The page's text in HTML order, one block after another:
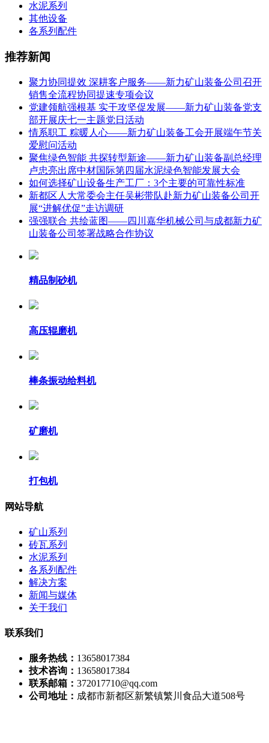
水泥系列
其他设备
各系列配件
推荐新闻
聚力协同提效 深耕客户服务——新力矿山装备公司召开
销售全流程协同提速专项会议
党建领航强根基 实干攻坚促发展——新力矿山装备党支
部开展庆七一主题党日活动
情系职工 粽暖人心——新力矿山装备工会开展端午节关
爱慰问活动
聚焦绿色智能 共探转型新途——新力矿山装备副总经理
卢忠亮出席中材国际第四届水泥绿色智能发展大会
如何选择矿山设备生产工厂：3个主要的可靠性标准
新都区人大常委会主任吴彬带队赴新力矿山装备公司开
展“进解优促”走访调研
强强联合 共绘蓝图——四川嘉华机械公司与成都新力矿
山装备公司签署战略合作协议
精品制砂机
高压辊磨机
棒条振动给料机
矿磨机
打包机
网站导航
矿山系列
砖瓦系列
水泥系列
各系列配件
解决方案
新闻与媒体
关于我们
联系我们
服务热线： 13658017384
技术咨询： 13658017384
联系邮箱： 372017710@qq.com
公司地址： 成都市新都区新繁镇繁川食品大道508号